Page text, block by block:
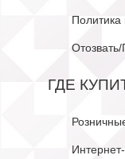
Политика
ГДЕ